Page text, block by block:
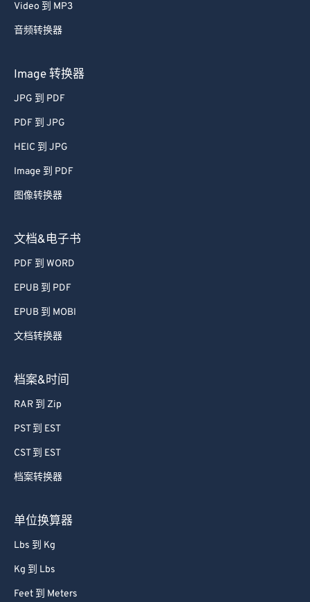
Video 到 MP3
音频转换器
Image 转换器
JPG 到 PDF
PDF 到 JPG
HEIC 到 JPG
Image 到 PDF
图像转换器
文档&电子书
PDF 到 WORD
EPUB 到 PDF
EPUB 到 MOBI
文档转换器
档案&时间
RAR 到 Zip
PST 到 EST
CST 到 EST
档案转换器
单位换算器
Lbs 到 Kg
Kg 到 Lbs
Feet 到 Meters